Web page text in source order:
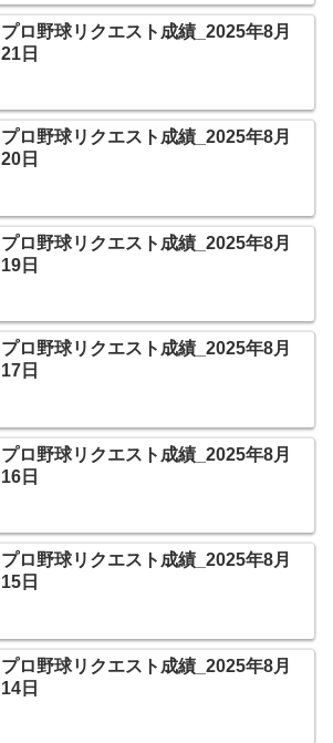
プロ野球リクエスト成績_2025年8月
21日
プロ野球リクエスト成績_2025年8月
20日
プロ野球リクエスト成績_2025年8月
19日
プロ野球リクエスト成績_2025年8月
17日
プロ野球リクエスト成績_2025年8月
16日
プロ野球リクエスト成績_2025年8月
15日
プロ野球リクエスト成績_2025年8月
14日